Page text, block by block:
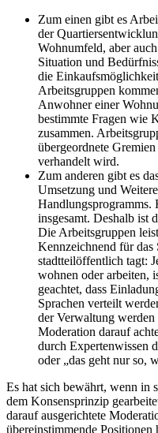
Zum einen gibt es
der
Wohnumfeld, aber
Situation und
die
Arbeitsgruppen
Anwohner einer
bestimmte Fragen wie
zusammen.
übergeordnete
verhandelt wird.
Zum anderen gibt es
Umsetzung und
Handlungsprogramms.
insgesamt. Deshalb ist
Die Arbeitsgruppen
Kennzeichnend für das
stadtteilöffentlich tagt:
wohnen oder arbeiten,
geachtet, dass
Sprachen verteilt
der Verwaltung
Moderation darauf
durch Expertenwissen
oder „das geht nur so,
Es hat sich bewährt, wenn in
dem Konsensprinzip
darauf ausgerichtete
übereinstimmende